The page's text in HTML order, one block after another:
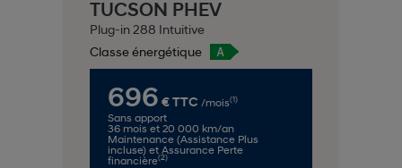
TUCSON PHEV
Plug-in 288 Intuitive
Classe énergétique
696 € TTC /mois(1)
Sans apport
36 mois et 20 000 km/an
Maintenance (Assistance Plus
incluse) et Assurance Perte
financière(2)